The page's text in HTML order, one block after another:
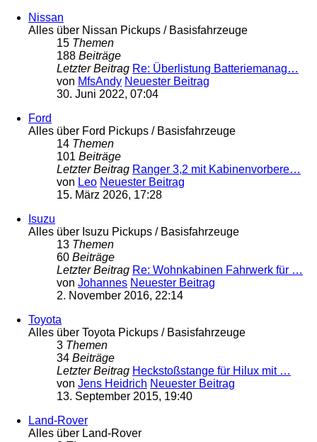
Nissan
Alles über Nissan Pickups / Basisfahrzeuge
15 Themen
188 Beiträge
Letzter Beitrag Re: Überlistung Batteriemanag…
von MfsAndy Neuester Beitrag
30. Juni 2022, 07:04
Ford
Alles über Ford Pickups / Basisfahrzeuge
14 Themen
101 Beiträge
Letzter Beitrag Ranger 3,2 mit Kabinenvorbere…
von Leo Neuester Beitrag
15. März 2026, 17:28
Isuzu
Alles über Isuzu Pickups / Basisfahrzeuge
13 Themen
60 Beiträge
Letzter Beitrag Re: Wohnkabinen Fahrwerk für …
von Johannes Neuester Beitrag
2. November 2016, 22:14
Toyota
Alles über Toyota Pickups / Basisfahrzeuge
3 Themen
34 Beiträge
Letzter Beitrag Heckstoßstange für Hilux mit …
von Jens Heidrich Neuester Beitrag
13. September 2015, 19:40
Land-Rover
Alles über Land-Rover